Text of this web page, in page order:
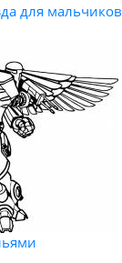
для мальчиков